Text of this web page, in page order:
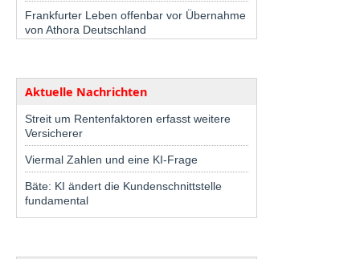
Frankfurter Leben offenbar vor Übernahme
von Athora Deutschland
Aktuelle Nachrichten
Streit um Rentenfaktoren erfasst weitere
Versicherer
Viermal Zahlen und eine KI-Frage
Bäte: KI ändert die Kundenschnittstelle
fundamental